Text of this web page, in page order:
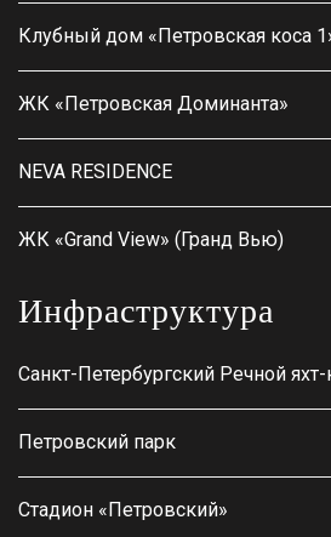
Клубный дом «Петровская коса
ЖК «Петровская Доминанта»
NEVA RESIDENCE
ЖК «Grand View» (Гранд Вью)
Инфраструктура
Санкт-Петербургский Речной
Петровский парк
Стадион «Петровский»